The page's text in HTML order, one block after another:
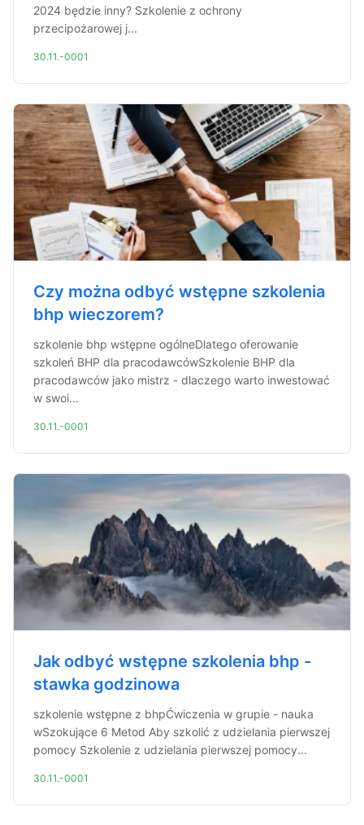
2024 będzie inny? Szkolenie z ochrony
przecipożarowej j...
30.11.-0001
Czy można odbyć wstępne szkolenia
bhp wieczorem?
szkolenie bhp wstępne ogólneDlatego oferowanie
szkoleń BHP dla pracodawcówSzkolenie BHP dla
pracodawców jako mistrz - dlaczego warto inwestować
w swoi...
30.11.-0001
Jak odbyć wstępne szkolenia bhp -
stawka godzinowa
szkolenie wstępne z bhpĆwiczenia w grupie - nauka
wSzokujące 6 Metod Aby szkolić z udzielania pierwszej
pomocy Szkolenie z udzielania pierwszej pomocy...
30.11.-0001